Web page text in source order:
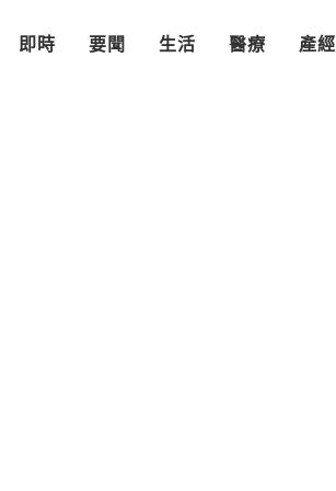
即時 要聞 生活 醫療 產經